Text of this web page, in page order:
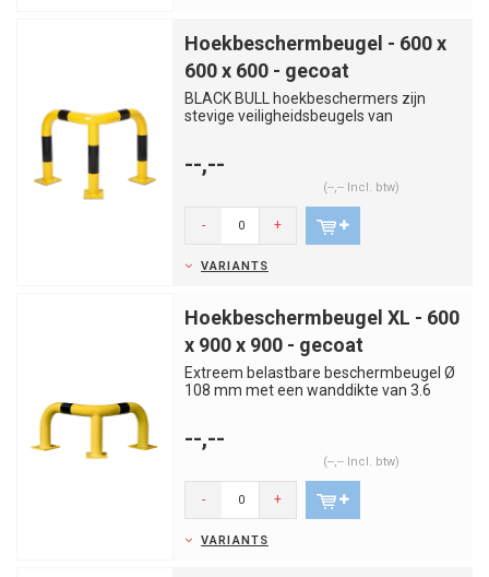
Hoekbeschermbeugel - 600 x
600 x 600 - gecoat
BLACK BULL hoekbeschermers zijn
stevige veiligheidsbeugels van
--,--
(--,-- Incl. btw)
- +
VARIANTS
Hoekbeschermbeugel XL - 600
x 900 x 900 - gecoat
Extreem belastbare beschermbeugel Ø
108 mm met een wanddikte van 3.6
--,--
(--,-- Incl. btw)
- +
VARIANTS